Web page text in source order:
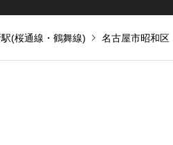
(桜通線・鶴舞線) 名古屋市昭和区